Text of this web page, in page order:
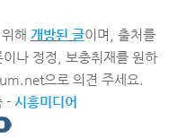
해 개방된 글이며, 출처를
나 정정, 보충취재를 원하
으로 의견 주세요.
- 시흥미디어